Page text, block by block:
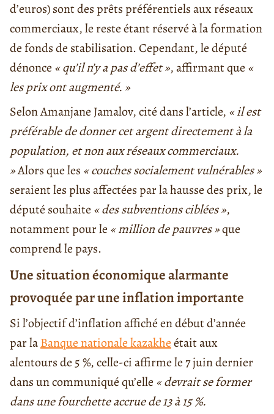
d’euros) sont des prêts préférentiels aux réseaux
commerciaux, le reste étant réservé à la formation
de fonds de stabilisation. Cependant, le député
dénonce « qu’il n’y a pas d’effet », affirmant que «
les prix ont augmenté. »
Selon Amanjane Jamalov, cité dans l’article, « il est
préférable de donner cet argent directement à la
population, et non aux réseaux commerciaux.
»Alors que les « couches socialement vulnérables »
seraient les plus affectées par la hausse des prix, le
député souhaite « des subventions ciblées »,
notamment pour le « million de pauvres »que
comprend le pays.
Une situation économique alarmante
provoquée par une inflation importante
Si l’objectif d’inflation affiché en début d’année
par laBanque nationale kazakheétait aux
alentours de 5 %, celle-ci affirme le 7 juin dernier
dans un communiqué qu’elle « devrait se former
dans une fourchette accrue de 13 à 15 %.